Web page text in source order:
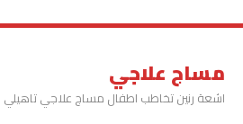
مساج علاجي
اشعة رنين تخاطب اطفال مساج علاجي تاهيلي